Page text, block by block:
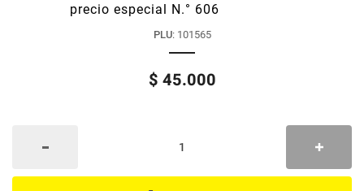
precio especial N.° 606
PLU: 101565
$ 45.000